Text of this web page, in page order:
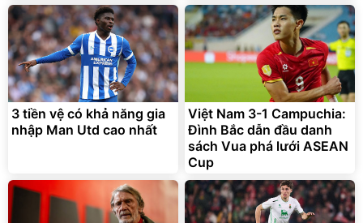
3 tiền vệ có khả năng gia
nhập Man Utd cao nhất
Việt Nam 3-1 Campuchia:
Đình Bắc dẫn đầu danh
sách Vua phá lưới ASEAN
Cup